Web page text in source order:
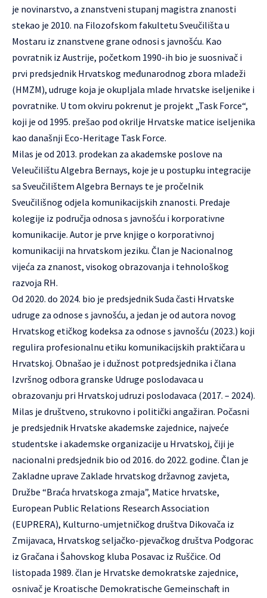
je novinarstvo, a znanstveni stupanj magistra znanosti
stekao je 2010. na Filozofskom fakultetu Sveučilišta u
Mostaru iz znanstvene grane odnosi s javnošću. Kao
povratnik iz Austrije, početkom 1990-ih bio je suosnivač i
prvi predsjednik Hrvatskog međunarodnog zbora mladeži
(HMZM), udruge koja je okupljala mlade hrvatske iseljenike i
povratnike. U tom okviru pokrenut je projekt „Task Force“,
koji je od 1995. prešao pod okrilje Hrvatske matice iseljenika
kao današnji Eco-Heritage Task Force.
Milas je od 2013. prodekan za akademske poslove na
Veleučilištu Algebra Bernays, koje je u postupku integracije
sa Sveučilištem Algebra Bernays te je pročelnik
Sveučilišnog odjela komunikacijskih znanosti. Predaje
kolegije iz područja odnosa s javnošću i korporativne
komunikacije. Autor je prve knjige o korporativnoj
komunikaciji na hrvatskom jeziku. Član je Nacionalnog
vijeća za znanost, visokog obrazovanja i tehnološkog
razvoja RH.
Od 2020. do 2024. bio je predsjednik Suda časti Hrvatske
udruge za odnose s javnošću, a jedan je od autora novog
Hrvatskog etičkog kodeksa za odnose s javnošću (2023.) koji
regulira profesionalnu etiku komunikacijskih praktičara u
Hrvatskoj. Obnašao je i dužnost potpredsjednika i člana
Izvršnog odbora granske Udruge poslodavaca u
obrazovanju pri Hrvatskoj udruzi poslodavaca (2017. – 2024).
Milas je društveno, strukovno i politički angažiran. Počasni
je predsjednik Hrvatske akademske zajednice, najveće
studentske i akademske organizacije u Hrvatskoj, čiji je
nacionalni predsjednik bio od 2016. do 2022. godine. Član je
Zakladne uprave Zaklade hrvatskog državnog zavjeta,
Družbe “Braća hrvatskoga zmaja”, Matice hrvatske,
European Public Relations Research Association
(EUPRERA), Kulturno-umjetničkog društva Dikovača iz
Zmijavaca, Hrvatskog seljačko-pjevačkog društva Podgorac
iz Gračana i Šahovskog kluba Posavac iz Ruščice. Od
listopada 1989. član je Hrvatske demokratske zajednice,
osnivač je Kroatische Demokratische Gemeinschaft in